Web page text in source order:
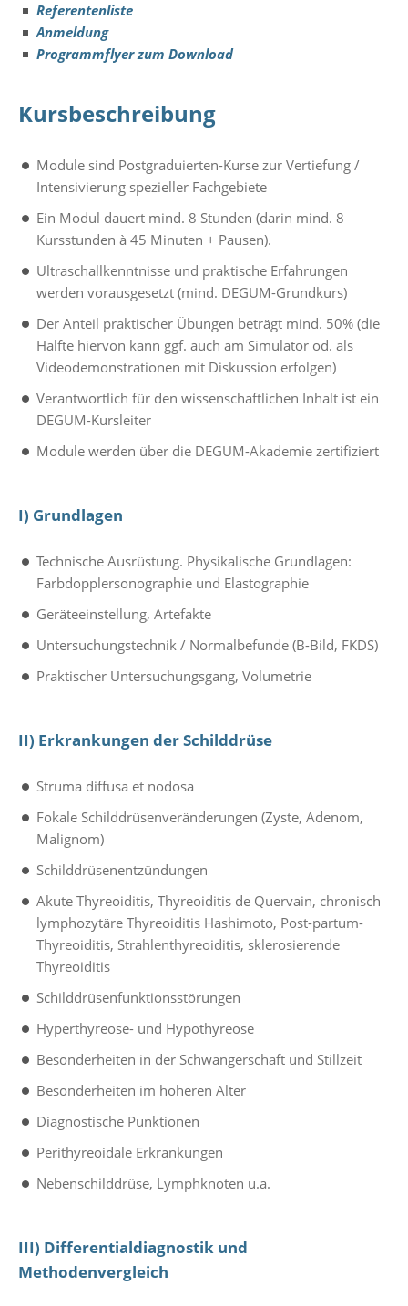
Referentenliste
Anmeldung
Programmflyer zum Download
Kursbeschreibung
Module sind Postgraduierten-Kurse zur Vertiefung /
Intensivierung spezieller Fachgebiete
Ein Modul dauert mind. 8 Stunden (darin mind. 8
Kursstunden à 45 Minuten + Pausen).
Ultraschallkenntnisse und praktische Erfahrungen
werden vorausgesetzt (mind. DEGUM-Grundkurs)
Der Anteil praktischer Übungen beträgt mind. 50% (die
Hälfte hiervon kann ggf. auch am Simulator od. als
Videodemonstrationen mit Diskussion erfolgen)
Verantwortlich für den wissenschaftlichen Inhalt ist ein
DEGUM-Kursleiter
Module werden über die DEGUM-Akademie zertifiziert
I) Grundlagen
Technische Ausrüstung. Physikalische Grundlagen:
Farbdopplersonographie und Elastographie
Geräteeinstellung, Artefakte
Untersuchungstechnik / Normalbefunde (B-Bild, FKDS)
Praktischer Untersuchungsgang, Volumetrie
II) Erkrankungen der Schilddrüse
Struma diffusa et nodosa
Fokale Schilddrüsenveränderungen (Zyste, Adenom,
Malignom)
Schilddrüsenentzündungen
Akute Thyreoiditis, Thyreoiditis de Quervain, chronisch
lymphozytäre Thyreoiditis Hashimoto, Post-partum-
Thyreoiditis, Strahlenthyreoiditis, sklerosierende
Thyreoiditis
Schilddrüsenfunktionsstörungen
Hyperthyreose- und Hypothyreose
Besonderheiten in der Schwangerschaft und Stillzeit
Besonderheiten im höheren Alter
Diagnostische Punktionen
Perithyreoidale Erkrankungen
Nebenschilddrüse, Lymphknoten u.a.
III) Differentialdiagnostik und
Methodenvergleich